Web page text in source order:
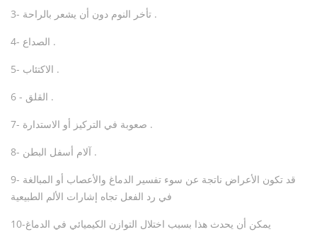
3- تأخر النوم دون أن يشعر بالراحة .
4- الصداع .
5- الاكتئاب .
6 - القلق .
7- صعوبة في التركيز أو الاستدارة .
8- آلام أسفل البطن .
9- قد تكون الأعراض ناتجة عن سوء تفسير الدماغ والأعصاب أو المبالغة
في رد الفعل تجاه إشارات الألم الطبيعية
10-يمكن أن يحدث هذا بسبب اختلال التوازن الكيميائي في الدماغ